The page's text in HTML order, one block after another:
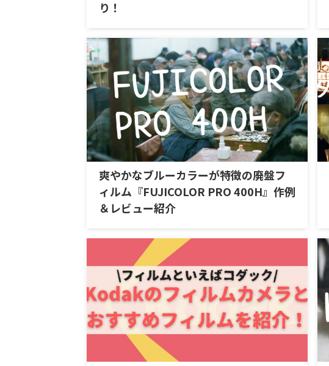
り！
爽やかなブルーカラーが特徴の廃盤フ
ィルム『FUJICOLOR PRO 400H』作例
＆レビュー紹介